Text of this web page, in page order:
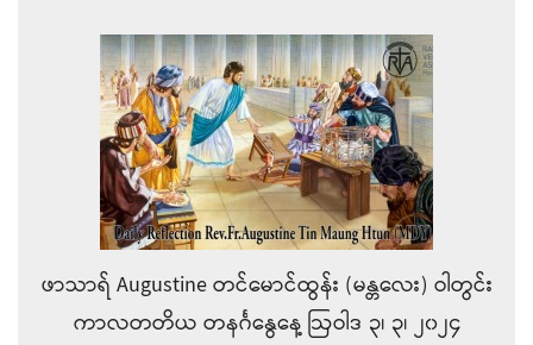
ဖာသာရ် Augustine တင်မောင်ထွန်း (မန္တလေး) ဝါတွင်း
ကာလတတိယ တနင်္ဂနွေနေ့ ဩဝါဒ ၃၊ ၃၊ ၂၀၂၄